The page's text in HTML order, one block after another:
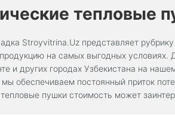
тепловые
Stroyvitrina.Uz представляет
на самых выгодных условиях.
и других городах Узбекистана на
обеспечиваем постоянный приток
пушки стоимость может